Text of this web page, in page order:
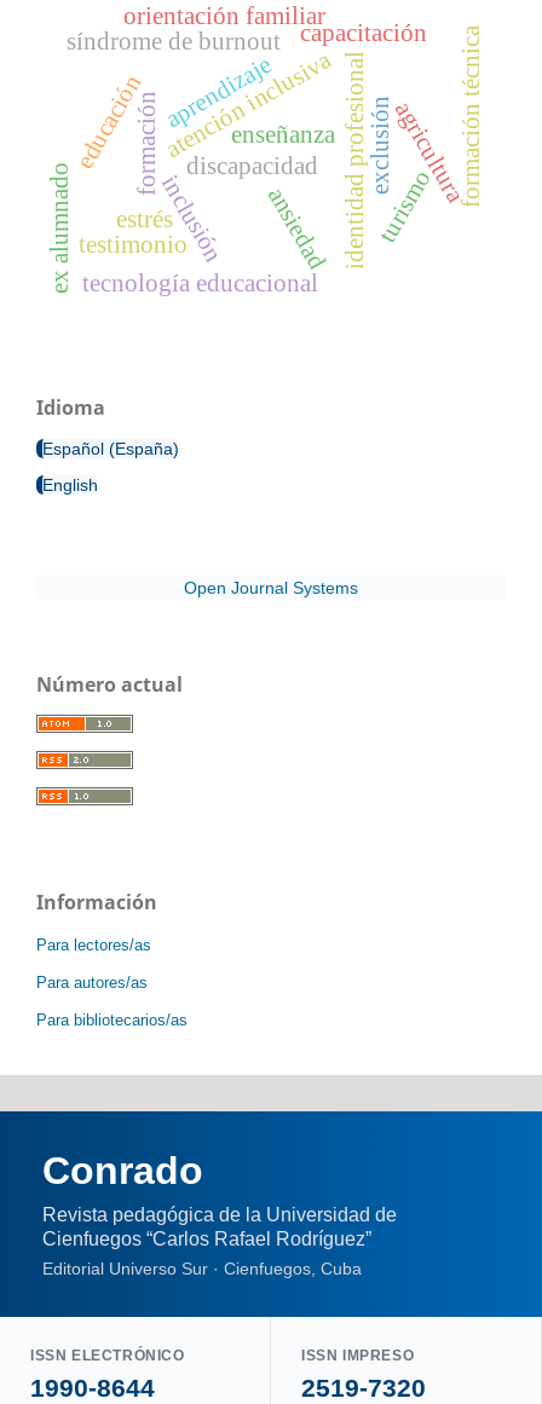
formaciónatención inclusivaidentidad profesional
enseñanza
aprendizaje
inclusión
exclusión
discapacidad
capacitación
tecnología educacional
estrés ansiedad
síndrome de burnout
orientación familiar
agriculturaformación técnica
turismo
educación
testimonio
ex alumnado
Idioma
Español (España)
English
Open Journal Systems
Número actual
Información
Para lectores/as
Para autores/as
Para bibliotecarios/as
Conrado
Revista pedagógica de la Universidad de
Cienfuegos “Carlos Rafael Rodríguez”
Editorial Universo Sur · Cienfuegos, Cuba
ISSN ELECTRÓNICO
1990-8644
ISSN IMPRESO
2519-7320